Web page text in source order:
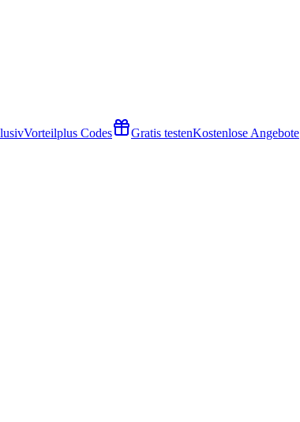
Vorteilplus Codes Gratis testenKostenlose Angebote